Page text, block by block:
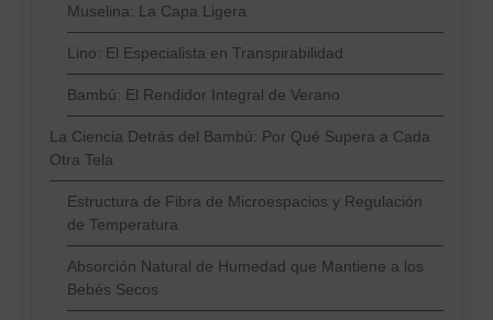
Muselina: La Capa Ligera
Lino: El Especialista en Transpirabilidad
Bambú: El Rendidor Integral de Verano
La Ciencia Detrás del Bambú: Por Qué Supera a Cada
Otra Tela
Estructura de Fibra de Microespacios y Regulación
de Temperatura
Absorción Natural de Humedad que Mantiene a los
Bebés Secos